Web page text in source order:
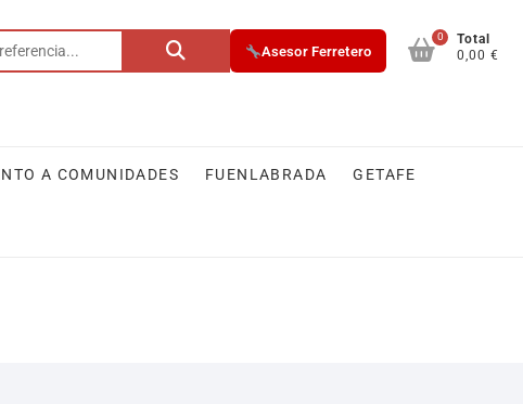
Buscar
Asesor Ferretero
0
Total
0,00 €
A COMUNIDADES FUENLABRADA GETAFE